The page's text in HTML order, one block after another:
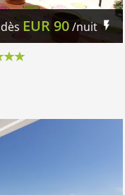
dès EUR90/nuit